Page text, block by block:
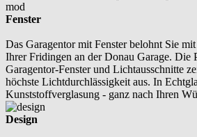
Fenster
Das Garagentor mit Fenster belohnt Sie
Ihrer Fridingen an der Donau Garage. Die
Garagentor-Fenster und Lichtausschnitte
höchste Lichtdurchlässigkeit aus. In
Kunststoffverglasung - ganz nach Ihren
Design